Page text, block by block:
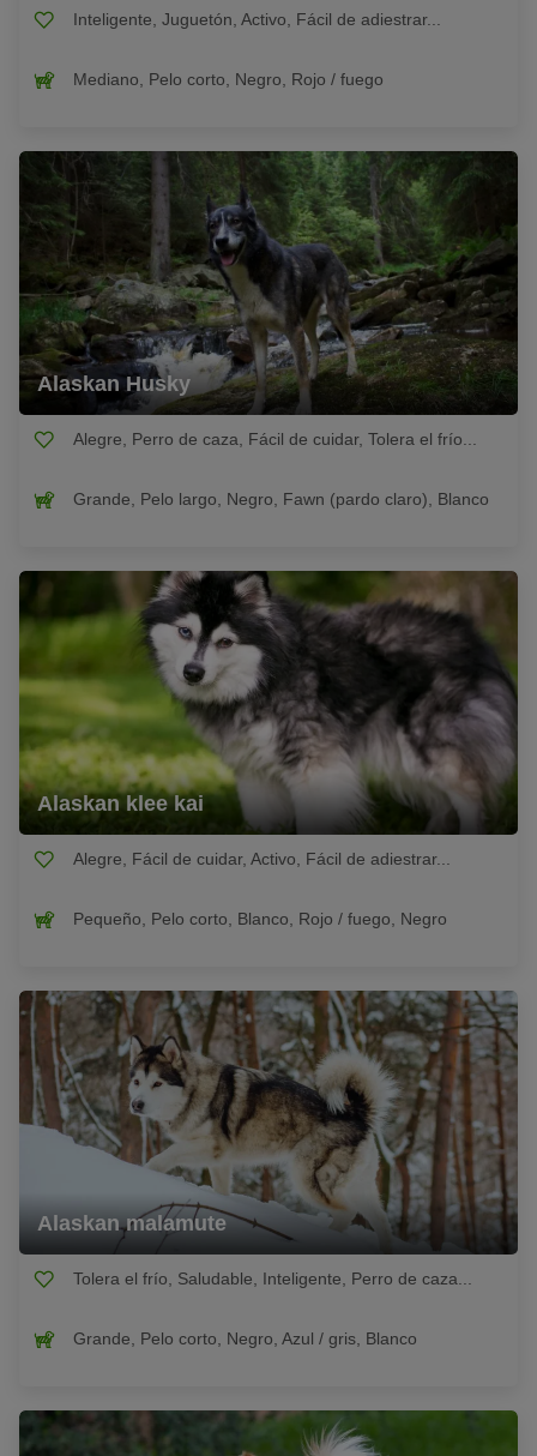
Inteligente, Juguetón, Activo, Fácil de adiestrar...
Mediano, Pelo corto, Negro, Rojo / fuego
Alaskan Husky
Alegre, Perro de caza, Fácil de cuidar, Tolera el frío...
Grande, Pelo largo, Negro, Fawn (pardo claro), Blanco
Alaskan klee kai
Alegre, Fácil de cuidar, Activo, Fácil de adiestrar...
Pequeño, Pelo corto, Blanco, Rojo / fuego, Negro
Alaskan malamute
Tolera el frío, Saludable, Inteligente, Perro de caza...
Grande, Pelo corto, Negro, Azul / gris, Blanco